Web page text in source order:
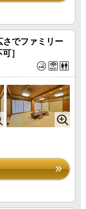
さでファミリー
］